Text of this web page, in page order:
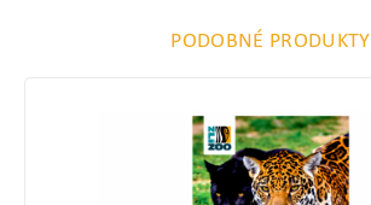
PODOBNÉ PRODUKTY